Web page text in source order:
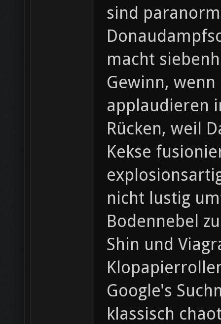
sind
macht
Gewinn,
applaudieren
Rücken, weil
Kekse
nicht lustig
Bodennebel
Shin und
Google's
klassisch